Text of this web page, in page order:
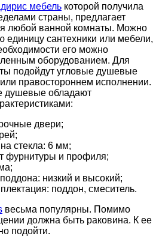
мебель которой получила
страны, предлагает
любой ванной комнаты. Можно
единицу сантехники или мебели,
его можно
оборудованием. Для
подойдут угловые душевые
правостороннем исполнении.
душевые обладают
двери;
стекла: 6 мм;
фурнитуры и профиля;
низкий и высокий;
поддон, смеситель.
весьма популярны. Помимо
должна быть раковина. К ее
подойти.